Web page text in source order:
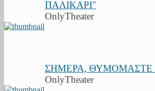
ΠΑΛΙΚΑΡΙ"
OnlyTheater
ΣΗΜΕΡΑ, ΘΥΜΟΜΑΣΤΕ
OnlyTheater